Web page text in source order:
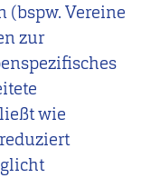
(bspw. Vereine
zur
wie